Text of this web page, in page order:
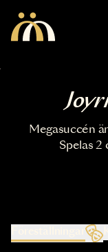
Megasuccén
Spelas 2